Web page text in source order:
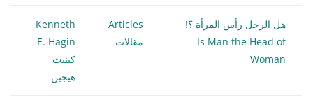
هل الرجل رأس المرأة ؟!
Is Man the Head of
Woman
Articles
مقالات
Kenneth
E. Hagin
كينيث
هيجين